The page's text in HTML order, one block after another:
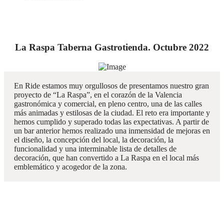
La Raspa Taberna Gastrotienda. Octubre 2022
En Ride estamos muy orgullosos de presentamos nuestro gran
proyecto de “La Raspa”, en el corazón de la Valencia
gastronómica y comercial, en pleno centro, una de las calles
más animadas y estilosas de la ciudad. El reto era importante y
hemos cumplido y superado todas las expectativas. A partir de
un bar anterior hemos realizado una inmensidad de mejoras en
el diseño, la concepción del local, la decoración, la
funcionalidad y una interminable lista de detalles de
decoración, que han convertido a La Raspa en el local más
emblemático y acogedor de la zona.